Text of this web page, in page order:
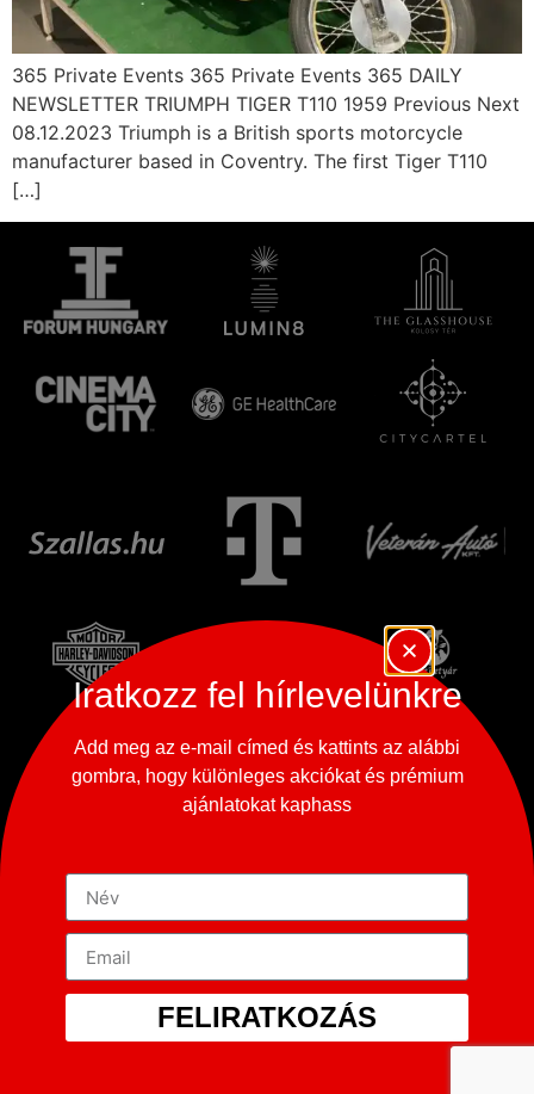
365 Private Events 365 Private Events 365 DAILY
NEWSLETTER TRIUMPH TIGER T110 1959 Previous Next
08.12.2023 Triumph is a British sports motorcycle
manufacturer based in Coventry. The first Tiger T110
[…]
Copyright © 2023-2026
Iratkozz fel hírlevelünkre
Add meg az e-mail címed és kattints az alábbi
gombra, hogy különleges akciókat és prémium
ajánlatokat kaphass
FELIRATKOZÁS